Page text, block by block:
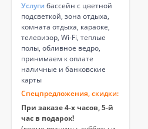
Услуги бассейн с цветной
подсветкой, зона отдыха,
комната отдыха, караоке,
телевизор, Wi-Fi, теплые
полы, обливное ведро,
принимаем к оплате
наличные и банковские
карты
Спецпредложения, скидки:
При заказе 4-х часов, 5-й
час в подарок!